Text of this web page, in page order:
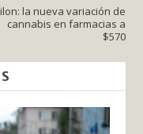
la nueva variación de
cannabis en farmacias a
$570